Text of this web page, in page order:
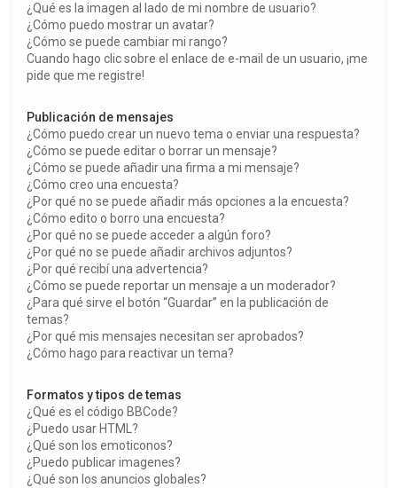
¿Qué es la imagen al lado de mi nombre de usuario?
¿Cómo puedo mostrar un avatar?
¿Cómo se puede cambiar mi rango?
Cuando hago clic sobre el enlace de e-mail de un usuario, ¡me
pide que me registre!
Publicación de mensajes
¿Cómo puedo crear un nuevo tema o enviar una respuesta?
¿Cómo se puede editar o borrar un mensaje?
¿Cómo se puede añadir una firma a mi mensaje?
¿Cómo creo una encuesta?
¿Por qué no se puede añadir más opciones a la encuesta?
¿Cómo edito o borro una encuesta?
¿Por qué no se puede acceder a algún foro?
¿Por qué no se puede añadir archivos adjuntos?
¿Por qué recibí una advertencia?
¿Cómo se puede reportar un mensaje a un moderador?
¿Para qué sirve el botón “Guardar” en la publicación de
temas?
¿Por qué mis mensajes necesitan ser aprobados?
¿Cómo hago para reactivar un tema?
Formatos y tipos de temas
¿Qué es el código BBCode?
¿Puedo usar HTML?
¿Qué son los emoticonos?
¿Puedo publicar imagenes?
¿Qué son los anuncios globales?